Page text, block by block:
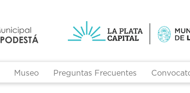
Museo Preguntas Frecuentes